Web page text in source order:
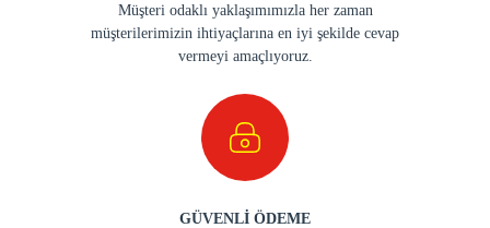
Müşteri odaklı yaklaşımımızla her zaman
müşterilerimizin ihtiyaçlarına en iyi şekilde cevap
vermeyi amaçlıyoruz.
GÜVENLİ ÖDEME